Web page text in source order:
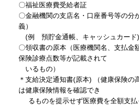
〇福祉医療費受給者証
〇金融機関の支店名・口座番号等の分
義）
(例 預貯金通帳、キャッシュカード)
〇領収書の原本（医療機関名、支払金
保険診療点数等が記載されて
いるもの）
＊支給決定通知書(原本) （健康保険の
は健康保険情報を確認でき
るものを提示せず医療費を全額支払